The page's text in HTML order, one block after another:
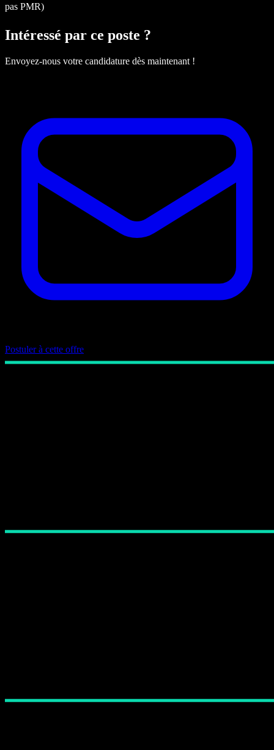
pas PMR)
Intéressé par ce poste ?
Envoyez-nous votre candidature dès maintenant !
Postuler à cette offre